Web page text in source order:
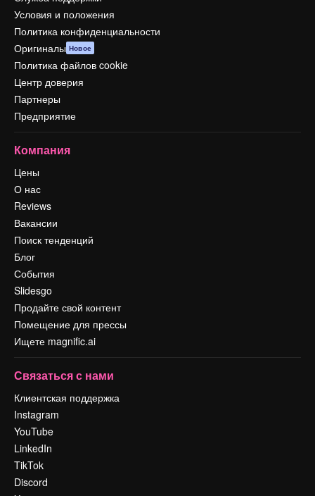
Условия и положения
Политика конфиденциальности
Оригиналы Новое
Политика файлов cookie
Центр доверия
Партнеры
Предприятие
Компания
Цены
О нас
Reviews
Вакансии
Поиск тенденций
Блог
События
Slidesgo
Продайте свой контент
Помещение для прессы
Ищете magnific.ai
Связаться с нами
Клиентская поддержка
Instagram
YouTube
LinkedIn
TikTok
Discord